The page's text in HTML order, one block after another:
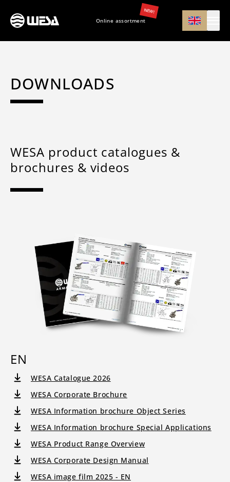
NEW!
Online assortment
DOWNLOADS
WESA product catalogues &
brochures & videos
EN
WESA Catalogue 2026
WESA Corporate Brochure
WESA Information brochure Object Series
WESA Information brochure Special Applications
WESA Product Range Overview
WESA Corporate Design Manual
WESA image film 2025 - EN